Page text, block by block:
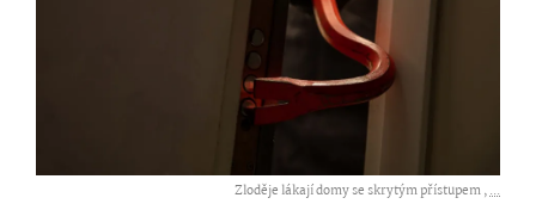
Zloděje lákají domy se skrytým přístupem ,...